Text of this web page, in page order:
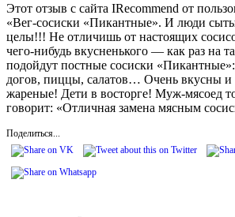
Этот отзыв с сайта IRecommend от
«Вег-сосиски «Пикантные». И люди
целы!!! Не отличишь от настоящих
чего-нибудь вкусненького — как раз на
подойдут постные сосиски
догов, пиццы, салатов… Очень вкусны
жареные! Дети в восторге! Муж-мясоед
говорит: «Отличная замена мясным
Поделиться...